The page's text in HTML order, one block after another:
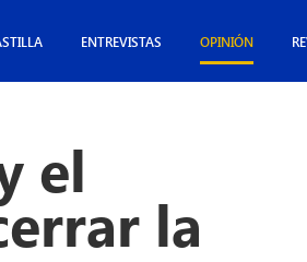
ENTREVISTAS OPINIÓN
el
la